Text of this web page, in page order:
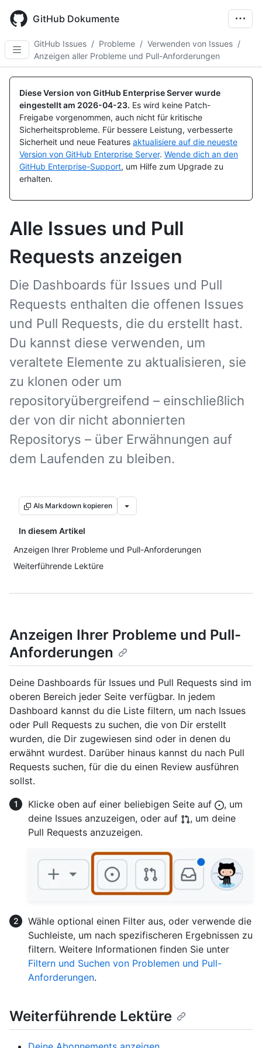
main
content
GitHub Dokumente
GitHub Issues / Probleme / Verwenden von Issues /
Anzeigen aller Probleme und Pull-Anforderungen
Diese Version von GitHub Enterprise Server wurde
eingestellt am 2026-04-23. Es wird keine Patch-
Freigabe vorgenommen, auch nicht für kritische
Sicherheitsprobleme. Für bessere Leistung, verbesserte
Sicherheit und neue Features aktualisiere auf die neueste
Version von GitHub Enterprise Server. Wende dich an den
GitHub Enterprise-Support, um Hilfe zum Upgrade zu
erhalten.
Alle Issues und Pull
Requests anzeigen
Die Dashboards für Issues und Pull
Requests enthalten die offenen Issues
und Pull Requests, die du erstellt hast.
Du kannst diese verwenden, um
veraltete Elemente zu aktualisieren, sie
zu klonen oder um
repositoryübergreifend – einschließlich
der von dir nicht abonnierten
Repositorys – über Erwähnungen auf
dem Laufenden zu bleiben.
Als Markdown kopieren
In diesem Artikel
Anzeigen Ihrer Probleme und Pull-Anforderungen
Weiterführende Lektüre
Anzeigen Ihrer Probleme und Pull-
Anforderungen
Deine Dashboards für Issues und Pull Requests sind im
oberen Bereich jeder Seite verfügbar. In jedem
Dashboard kannst du die Liste filtern, um nach Issues
oder Pull Requests zu suchen, die von Dir erstellt
wurden, die Dir zugewiesen sind oder in denen du
erwähnt wurdest. Darüber hinaus kannst du nach Pull
Requests suchen, für die du einen Review ausführen
sollst.
Klicke oben auf einer beliebigen Seite auf
, um
deine Issues anzuzeigen, oder auf
, um deine
Pull Requests anzuzeigen.
Wähle optional einen Filter aus, oder verwende die
Suchleiste, um nach spezifischeren Ergebnissen zu
filtern. Weitere Informationen finden Sie unter
Filtern und Suchen von Problemen und Pull-
Anforderungen.
Weiterführende Lektüre